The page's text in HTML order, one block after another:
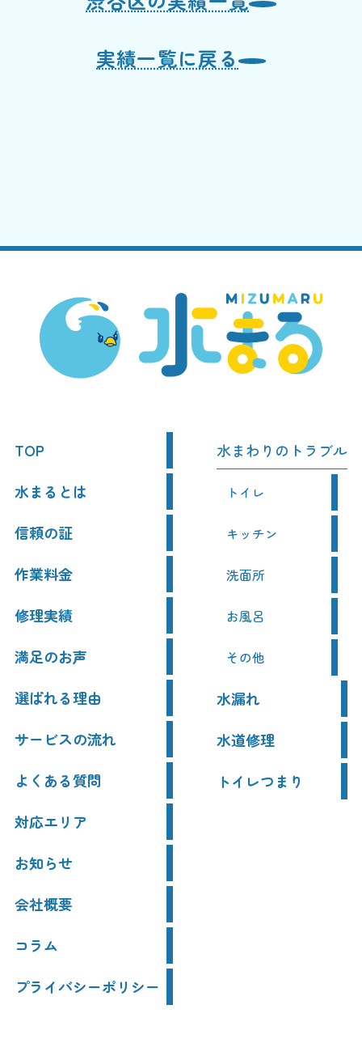
実績一覧に戻る
TOP
水まるとは
信頼の証
作業料金
修理実績
満足のお声
選ばれる理由
サービスの流れ
よくある質問
対応エリア
お知らせ
会社概要
コラム
プライバシーポリシー
水まわりのトラブル
トイレ
キッチン
洗面所
お風呂
その他
水漏れ
水道修理
トイレつまり